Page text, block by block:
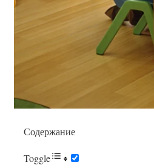
Содержание
Toggle